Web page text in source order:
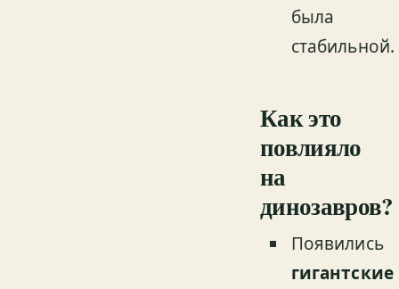
была
стабильной.
Как это
повлияло
на
динозавров?
Появились
гигантские